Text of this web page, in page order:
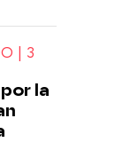
| 3
la